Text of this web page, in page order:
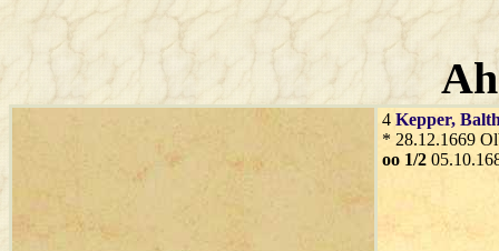
4 Kepper,
* 28.12.1669
oo 1/2